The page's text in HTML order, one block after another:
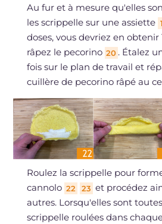
Au fur et à mesure qu'elles
les scrippelle sur une assiette
doses, vous devriez en obtenir
râpez le pecorino 20 . Étalez
fois sur le plan de travail et
cuillère de pecorino râpé au
Roulez la scrippelle pour
cannolo 22 23 et procédez
autres. Lorsqu'elles sont
scrippelle roulées dans